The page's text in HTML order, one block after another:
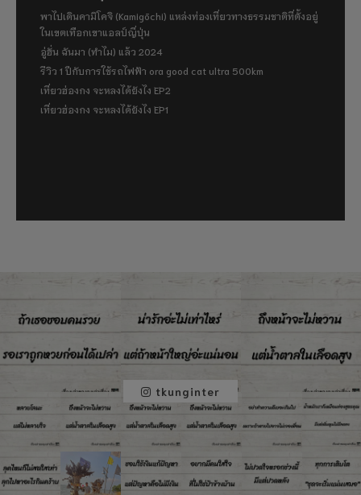
พาไปเดินคามิโคจิ (Kamigōchi) แหล่งท่องเที่ยวทางธรรมชาติที่ตั้งอยู่
ในเขตเทือกเขาแอลป์ญี่ปุ่น
อู่ฮั่น ฉันมา (ทำไม) แล้ว 2024
รีวิว 1 ปีกับการใช้รถไฟฟ้า ora good cat ultra 500km
เที่ยวฮ่องกง จะหลงได้ยังไง EP2
เที่ยวฮ่องกง จะหลงได้ยังไง EP1
tkunginter